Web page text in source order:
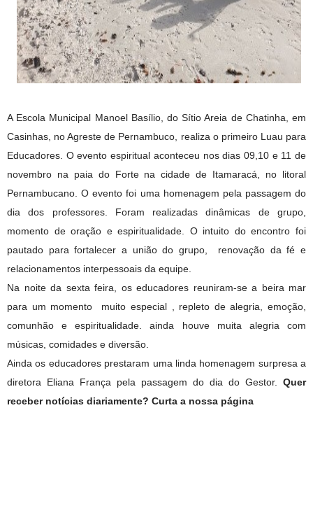
A Escola Municipal Manoel Basílio, do Sítio Areia de Chatinha, em
Casinhas, no Agreste de Pernambuco, realiza o primeiro Luau para
Educadores. O evento espiritual aconteceu nos dias 09,10 e 11 de
novembro na paia do Forte na cidade de Itamaracá, no litoral
Pernambucano. O evento foi uma homenagem pela passagem do
dia dos professores. Foram realizadas dinâmicas de grupo,
momento de oração e espiritualidade. O intuito do encontro foi
pautado para fortalecer a união do grupo, renovação da fé e
relacionamentos interpessoais da equipe.
Na noite da sexta feira, os educadores reuniram-se a beira mar
para um momento muito especial , repleto de alegria, emoção,
comunhão e espiritualidade. ainda houve muita alegria com
músicas, comidades e diversão.
Ainda os educadores prestaram uma linda homenagem surpresa a
diretora Eliana França pela passagem do dia do Gestor. Quer
receber notícias diariamente? Curta a nossa página